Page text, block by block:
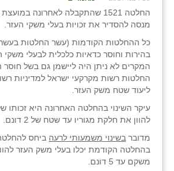
החלטה 1521 שהתקבלה לאחרונה
מנסה להסדיר את זכויות בעלי משקי העזר.
כל ההחלטות הקודמות (עשר החלטות
בהירות וחוסר כדאיות כלכלית לבעלי משקי
המקרים לא ניתן היה ליישמן גם בשל
החלטות רשות מקרקעי ישראל למדיניות
ליעוד שטח משק העזר.
עיקר השינוי בהחלטה האחרונה היא זכותו
להוון את חלקת מגוריו עד שטח של 2 דונם.
מדובר בשינוי משמעותי לרעה ביחס
בהחלטה הקודמת יכלו בעלי משק העזר
משקם עד 5 דונם.